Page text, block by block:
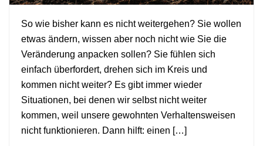
+
So wie bisher kann es nicht weitergehen? Sie wollen
etwas ändern, wissen aber noch nicht wie Sie die
Veränderung anpacken sollen? Sie fühlen sich
einfach überfordert, drehen sich im Kreis und
kommen nicht weiter? Es gibt immer wieder
Situationen, bei denen wir selbst nicht weiter
kommen, weil unsere gewohnten Verhaltensweisen
nicht funktionieren. Dann hilft: einen […]